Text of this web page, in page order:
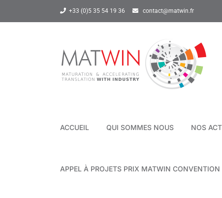
+33 (0)5 35 54 19 36 contact@matwin.fr
ACCUEIL QUI SOMMES NOUS NOS
APPEL À PROJETS PRIX MATWIN CONVENTION